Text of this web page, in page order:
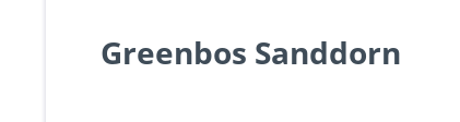
Greenbos Sanddorn